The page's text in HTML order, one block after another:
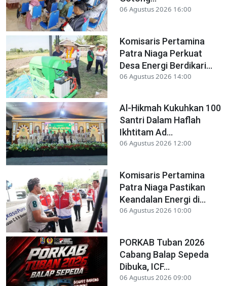
06 Agustus 2026 16:00
Komisaris Pertamina
Patra Niaga Perkuat
Desa Energi Berdikari...
06 Agustus 2026 14:00
Al-Hikmah Kukuhkan 100
Santri Dalam Haflah
Ikhtitam Ad...
06 Agustus 2026 12:00
Komisaris Pertamina
Patra Niaga Pastikan
Keandalan Energi di...
06 Agustus 2026 10:00
PORKAB Tuban 2026
Cabang Balap Sepeda
Dibuka, ICF...
06 Agustus 2026 09:00